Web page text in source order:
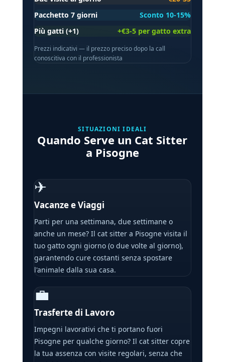
Pacchetto 7 giorni
Sconto 10-15%
Più gatti (+1)
+€3-5 per gatto extra
Prezzi indicativi — il prezzo preciso dopo la call
conoscitiva con il professionista
SITUAZIONI IDEALI
Quando Serve un Cat Sitter
a Pisogne
✈
Vacanze e Viaggi
Parti per una settimana, due settimane o
anche un mese? Il cat sitter a Pisogne visita il
tuo gatto ogni giorno (o due volte al giorno),
garantendo cure costanti senza spostare
l'animale dalla sua casa.
💼
Trasferte di Lavoro
Impegni lavorativi che ti portano fuori
Pisogne per qualche giorno? Il cat sitter copre
la tua assenza con visite regolari, senza che